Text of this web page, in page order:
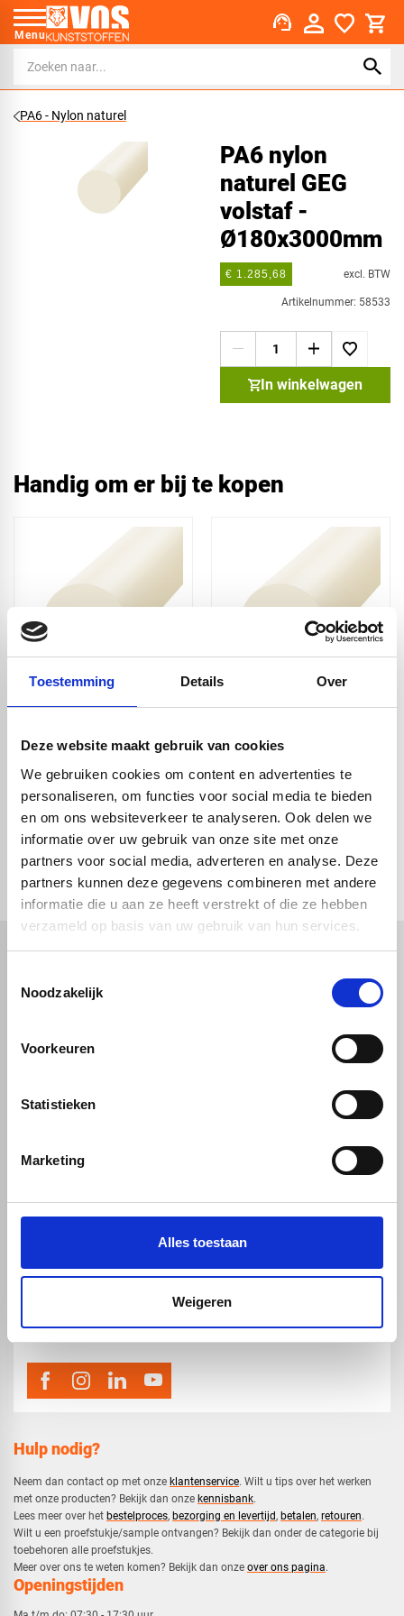
Toestemming Details Over
Deze website maakt gebruik van cookies
We gebruiken cookies om content en advertenties te
personaliseren, om functies voor social media te bieden
en om ons websiteverkeer te analyseren. Ook delen we
informatie over uw gebruik van onze site met onze
partners voor social media, adverteren en analyse. Deze
partners kunnen deze gegevens combineren met andere
informatie die u aan ze heeft verstrekt of die ze hebben
verzameld op basis van uw gebruik van hun services.
Noodzakelijk
Voorkeuren
Statistieken
Marketing
Alles toestaan
Weigeren
Menu support_agent
PA6 - Nylon naturel
PA6 nylon
naturel GEG
volstaf -
Ø180x3000mm
€ 1.285,68 excl. BTW
Artikelnummer: 58533
In winkelwagen
Handig om er bij te kopen
PA6 nylon naturel XT
volstaf - Ø8x1000mm
€ 1,20
volstaf -
€ 2,00
check_circle Vanaf€ 750,-gratis bezorgd
check_circleKlanten geven Vos Kunststoffen een9,0/10na2662 beoordelingen
Kunststof
Kunststof voorzetramen
Geschuimd PVC plaat
Technische kunststoffen
Hulp nodig?
Neem dan contact op met onze klantenservice. Wilt u tips over het werken
met onze producten? Bekijk dan onze kennisbank.
​Lees meer over het bestelproces, bezorging en levertijd, betalen, retouren.​
​Wilt u een proefstukje/sample ontvangen? Bekijk dan onder de categorie bij
toebehoren alle proefstukjes.
​​Meer over ons te weten komen? Bekijk dan onze over ons pagina.
Openingstijden
mail